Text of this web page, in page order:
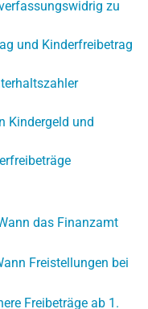
zu
und Kinderfreibetrag
Kindergeld und
das Finanzamt
Freistellungen bei
Freibeträge ab 1.